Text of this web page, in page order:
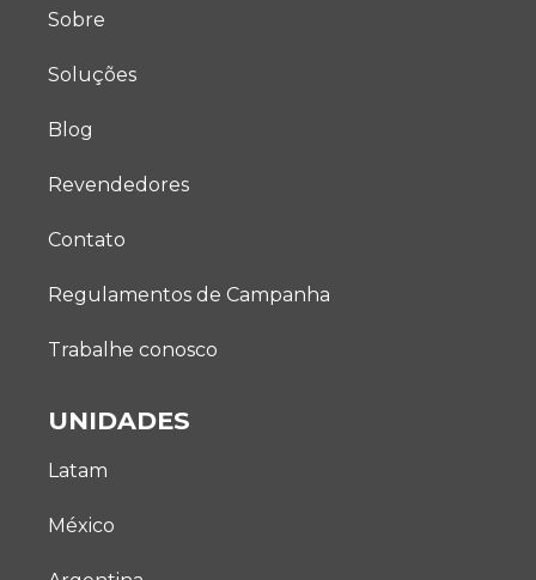
Sobre
Soluções
Blog
Revendedores
Contato
Regulamentos de Campanha
Trabalhe conosco
UNIDADES
Latam
México